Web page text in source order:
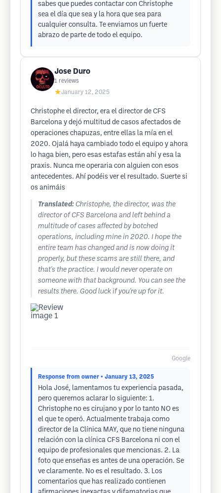
sabes que puedes contactar con Christophe
sea el día que sea y la hora que sea para
cualquier consulta. Te enviamos un fuerte
abrazo de parte de todo el equipo.
Jose Duro
1 reviews
★January 12, 2025
Christophe el director, era el director de CFS
Barcelona y dejó multitud de casos afectados de
operaciones chapuzas, entre ellas la mía en el
2020. Ojalá haya cambiado todo el equipo y ahora
lo haga bien, pero esas estafas están ahí y esa la
praxis. Nunca me operaria con alguien con esos
antecedentes. Ahí podéis ver el resultado. Suerte si
os animáis
Translated: Christophe, the director, was the
director of CFS Barcelona and left behind a
multitude of cases affected by botched
operations, including mine in 2020. I hope the
entire team has changed and is now doing it
properly, but these scams are still there, and
that's the practice. I would never operate on
someone with that background. You can see the
results there. Good luck if you're up for it.
Google
Response from owner • January 13, 2025
Hola José, lamentamos tu experiencia pasada,
pero queremos aclarar lo siguiente: 1.
Christophe no es cirujano y por lo tanto NO es
el que te operó. Actualmente trabaja como
director de la Clínica MAY, que no tiene ninguna
relación con la clínica CFS Barcelona ni con el
equipo de profesionales que mencionas. 2. La
foto que enseñas es antes de una operación. Se
ve claramente. No es el resultado. 3. Los
comentarios que has realizado contienen